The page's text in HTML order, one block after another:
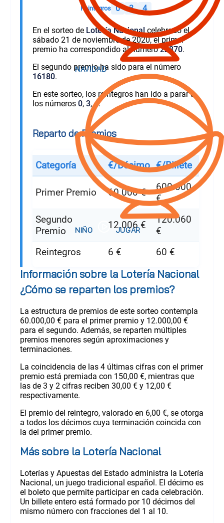
Reintegros 0 3 4
En el sorteo de Lotería Nacionalcelebrado el
sábado 21 de noviembre de 2020, el primer
premio ha correspondido al número22870.
El segundo premio ha sido para el número
16180.
En este sorteo, los reintegros han ido a parar a
los números 0, 3,4 .
Reparto de Premios
Categoría €/Décimo €/Billete
Primer Premio 60.000 €
600.000
€
Segundo
Premio
12.006 €
120.060
€
Reintegros
6 € 60 €
Información sobre la Lotería Nacional
¿Cómo se reparten los premios?
La estructura de premios de este sorteo contempla
60.000,00 € para el primer premio y 12.000,00 €
para el segundo. Además, se reparten múltiples
premios menores según aproximaciones y
terminaciones.
La coincidencia de las 4 últimas cifras con el primer
premio está premiada con 150,00 €, mientras que
las de 3 y 2 cifras reciben 30,00 € y 12,00 €
respectivamente.
El premio del reintegro, valorado en 6,00 €, se otorga
a todos los décimos cuya terminación coincida con
la del primer premio.
Más sobre la Lotería Nacional
Loterías y Apuestas del Estado administra la Lotería
Nacional, un juego tradicional español. El décimo es
el boleto que permite participar en cada celebración.
Un billete entero está formado por 10 décimos del
mismo número con fracciones del 1 al 10.